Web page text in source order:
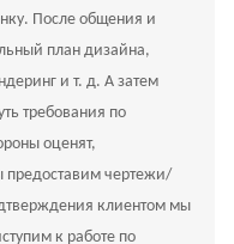
После общения и
план дизайна,
и т. д. А затем
требования по
оценят,
предоставим чертежи/
клиентом мы
к работе по